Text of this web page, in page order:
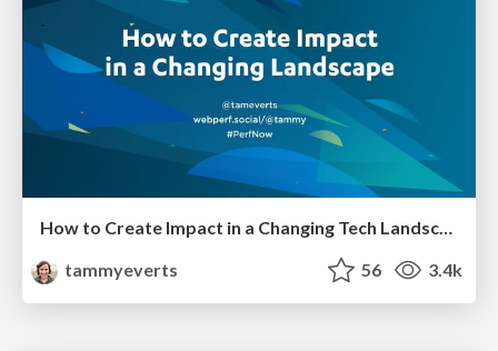
How to Create Impact in a Changing Tech Landscape [PerfNow 2023]
tammyeverts
56 3.4k